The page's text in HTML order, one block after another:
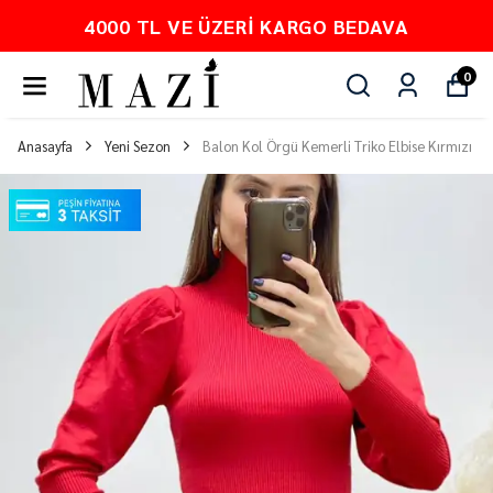
4000 TL VE ÜZERI KARGO BEDAVA
0
Anasayfa Yeni Sezon Balon Kol Örgü Kemerli Triko Elbise Kırmızı